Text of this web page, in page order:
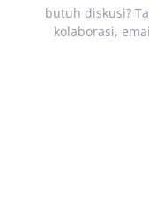
butuh diskusi?
kolaborasi,